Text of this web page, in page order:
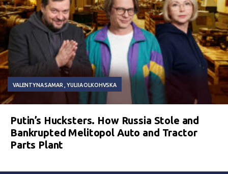
VALENTYNA SAMAR YULIIA OLKOHVSKA
Putin’s Hucksters. How Russia Stole and
Bankrupted Melitopol Auto and Tractor
Parts Plant